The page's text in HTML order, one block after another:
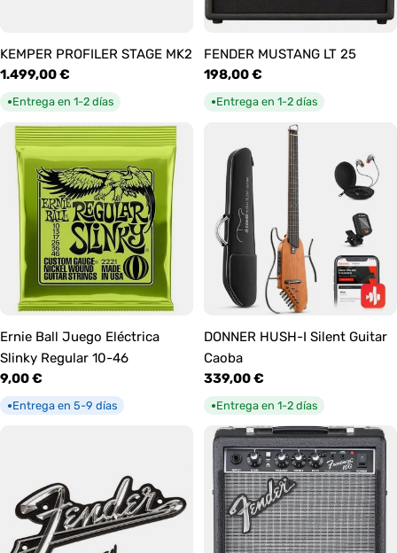
KEMPER PROFILER STAGE MK2
Precio
habitual
1.499,00 €
●Entrega en 1-2 días
FENDER MUSTANG LT 25
Precio
habitual
198,00 €
●Entrega en 1-2 días
Ernie Ball Juego Eléctrica
Slinky Regular 10-46
Precio
habitual
9,00 €
●Entrega en 5-9 días
DONNER HUSH-I Silent Guitar
Caoba
Precio
habitual
339,00 €
●Entrega en 1-2 días